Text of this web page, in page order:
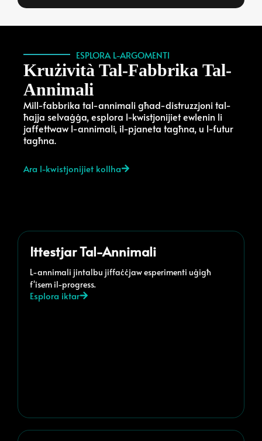
ESPLORA L-ARGOMENTI
Krużività Tal-Fabbrika Tal-
Annimali
Mill-fabbrika tal-annimali għad-distruzzjoni tal-
ħajja selvaġġa, esplora l-kwistjonijiet ewlenin li
jaffettwaw l-annimali, il-pjaneta tagħna, u l-futur
tagħna.
Ara l-kwistjonijiet kollha
Ittestjar Tal-Annimali
L-annimali jintalbu jiffaċċjaw esperimenti uġigħ
f'isem il-progress.
Esplora iktar